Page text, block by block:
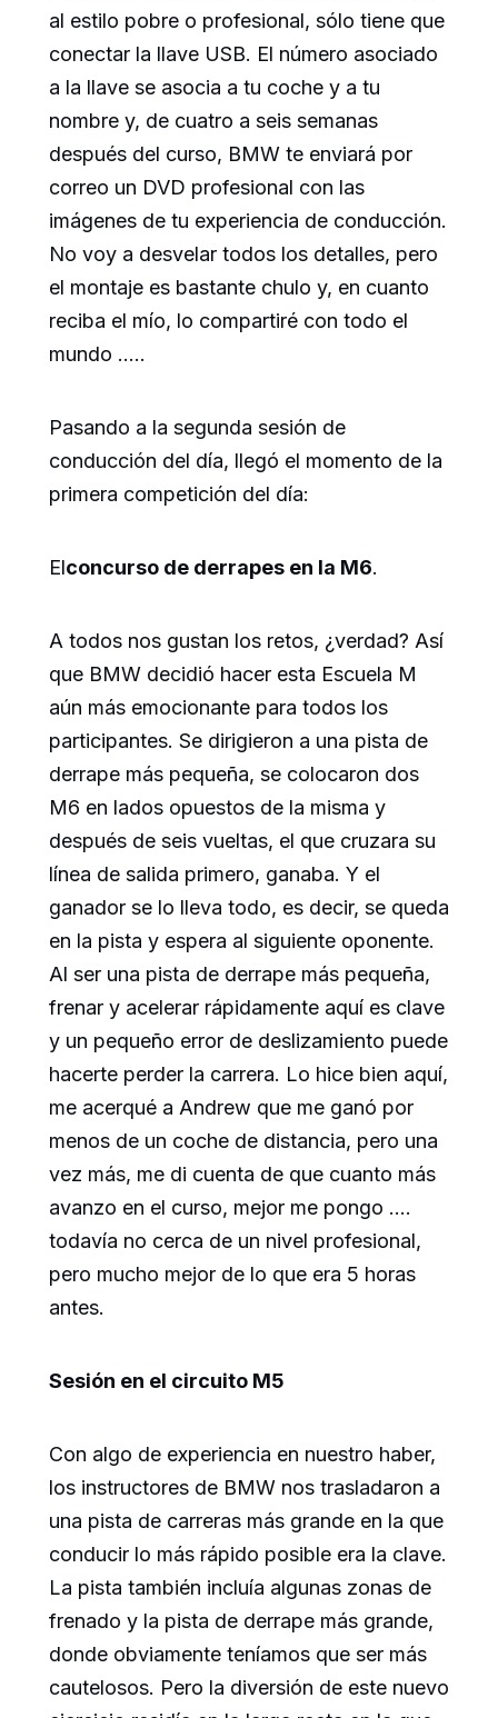
al estilo pobre o profesional, sólo tiene que
conectar la llave USB. El número asociado
a la llave se asocia a tu coche y a tu
nombre y, de cuatro a seis semanas
después del curso, BMW te enviará por
correo un DVD profesional con las
imágenes de tu experiencia de conducción.
No voy a desvelar todos los detalles, pero
el montaje es bastante chulo y, en cuanto
reciba el mío, lo compartiré con todo el
mundo …..
Pasando a la segunda sesión de
conducción del día, llegó el momento de la
primera competición del día:
Elconcurso de derrapes en la M6.
A todos nos gustan los retos, ¿verdad? Así
que BMW decidió hacer esta Escuela M
aún más emocionante para todos los
participantes. Se dirigieron a una pista de
derrape más pequeña, se colocaron dos
M6 en lados opuestos de la misma y
después de seis vueltas, el que cruzara su
línea de salida primero, ganaba. Y el
ganador se lo lleva todo, es decir, se queda
en la pista y espera al siguiente oponente.
Al ser una pista de derrape más pequeña,
frenar y acelerar rápidamente aquí es clave
y un pequeño error de deslizamiento puede
hacerte perder la carrera. Lo hice bien aquí,
me acerqué a Andrew que me ganó por
menos de un coche de distancia, pero una
vez más, me di cuenta de que cuanto más
avanzo en el curso, mejor me pongo ….
todavía no cerca de un nivel profesional,
pero mucho mejor de lo que era 5 horas
antes.
Sesión en el circuito M5
Con algo de experiencia en nuestro haber,
los instructores de BMW nos trasladaron a
una pista de carreras más grande en la que
conducir lo más rápido posible era la clave.
La pista también incluía algunas zonas de
frenado y la pista de derrape más grande,
donde obviamente teníamos que ser más
cautelosos. Pero la diversión de este nuevo